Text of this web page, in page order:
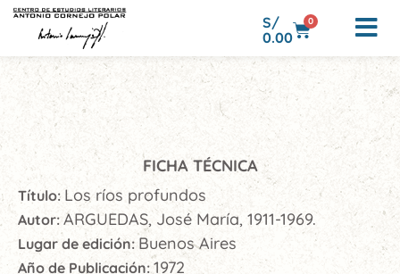
S/
0.00
0
FICHA TÉCNICA
Título: Los ríos profundos
Autor: ARGUEDAS, José María, 1911-1969.
Lugar de edición: Buenos Aires
Año de Publicación:1972